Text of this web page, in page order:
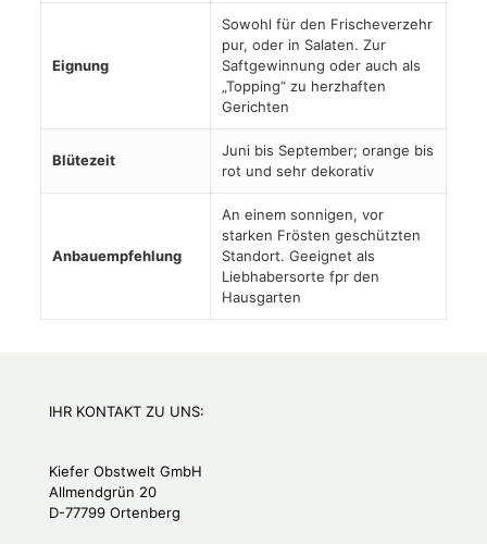
Eignung
Sowohl für den Frischeverzehr
pur, oder in Salaten. Zur
Saftgewinnung oder auch als
„Topping“ zu herzhaften
Gerichten
Blütezeit
Juni bis September; orange bis
rot und sehr dekorativ
Anbauempfehlung
An einem sonnigen, vor
starken Frösten geschützten
Standort. Geeignet als
Liebhabersorte fpr den
Hausgarten
IHR KONTAKT ZU UNS:
Kiefer Obstwelt GmbH
Allmendgrün 20
D-77799 Ortenberg